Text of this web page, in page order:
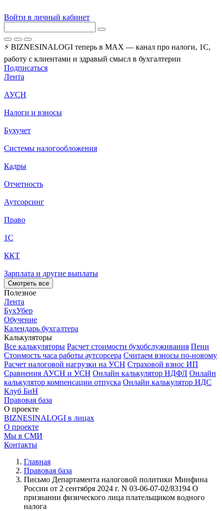
Войти в личный кабинет
⚡ BIZNESINALOGI теперь в MAX — канал про налоги, 1С,
работу с клиентами и здравый смысл в бухгалтерии
Подписаться
Лента
АУСН
Налоги и взносы
Бухучет
Системы налогообложения
Кадры
Отчетность
Аутсорсинг
Право
1С
ККТ
Зарплата и другие выплаты
Смотреть все
Полезное
Лента
БухУбер
Обучение
Календарь бухгалтера
Калькуляторы
Все калькуляторы Расчет стоимости бухобслуживания Пени
Стоимость часа работы аутсорсера Считаем взносы по-новому
Расчет налоговой нагрузки на УСН Страховой взнос ИП
Сравнения АУСН и УСН Онлайн калькулятор НДФЛ Онлайн
калькулятор компенсации отпуска Онлайн калькулятор НДС
Клуб БиН
Правовая база
О проекте
BIZNESINALOGI в лицах
О проекте
Мы в СМИ
Контакты
Главная
Правовая база
Письмо Департамента налоговой политики Минфина
России от 2 сентября 2024 г. N 03-06-07-02/83194 О
признании физического лица плательщиком водного
налога